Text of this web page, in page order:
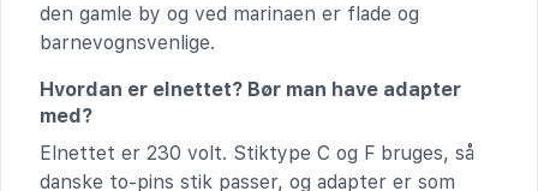
den gamle by og ved marinaen er flade og
barnevognsvenlige.
Hvordan er elnettet? Bør man have adapter
med?
Elnettet er 230 volt. Stiktype C og F bruges, så
danske to-pins stik passer, og adapter er som